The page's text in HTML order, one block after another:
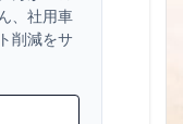
、社用車
削減をサ